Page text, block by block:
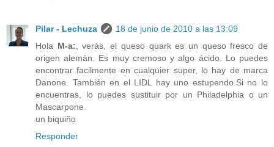
Pilar - Lechuza
18 de junio de 2010 a las 13:09
Hola M-a: , verás, el queso quark es un queso fresco de
origen alemán. Es muy cremoso y algo ácido. Lo puedes
encontrar facilmente en cualquier super, lo hay de marca
Danone. También en el LIDL hay uno estupendo.Si no lo
encuentras, lo puedes sustituir por un Philadelphia o un
Mascarpone.
un biquiño
Responder